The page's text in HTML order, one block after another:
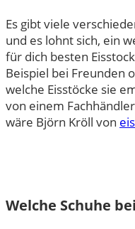
Es gibt viele
und es lohnt sich, ein
für dich besten
Beispiel bei Freunden
welche Eisstöcke sie
von einem
wäre Björn Kröll von
Welche Schuhe